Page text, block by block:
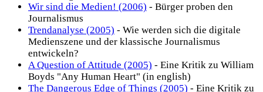
Wir sind die Medien! (2006) - Bürger proben den
Journalismus
Trendanalyse (2005) - Wie werden sich die digitale
Medienszene und der klassische Journalismus
entwickeln?
A Question of Attitude (2005) - Eine Kritik zu William
Boyds "Any Human Heart" (in english)
The Dangerous Edge of Things (2005) - Eine Kritik zu